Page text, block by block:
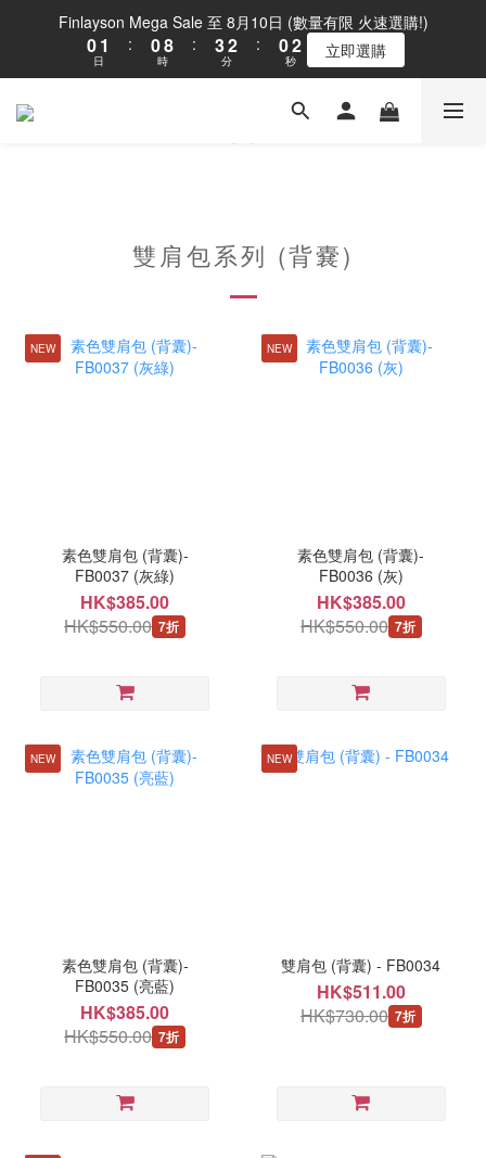
Finlayson Mega Sale 至 8月10日 (數量有限 火速選購!)
1
0
2
1
0
日
:
1
0
9
8
7
時
:
4
3
2
3
2
1
分
:
1
0
2
1
0
秒 立即選購
雙肩包系列 (背嚢)
NEW
素色雙肩包 (背囊)-
FB0037 (灰綠)
HK$385.00
HK$550.00 7折
NEW
素色雙肩包 (背囊)-
FB0036 (灰)
HK$385.00
HK$550.00 7折
NEW
素色雙肩包 (背囊)-
FB0035 (亮藍)
HK$385.00
HK$550.00 7折
NEW
雙肩包 (背囊) - FB0034
HK$511.00
HK$730.00 7折